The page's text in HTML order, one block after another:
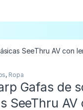
SeeThru AV con
, Ropa
Gafas de
SeeThru